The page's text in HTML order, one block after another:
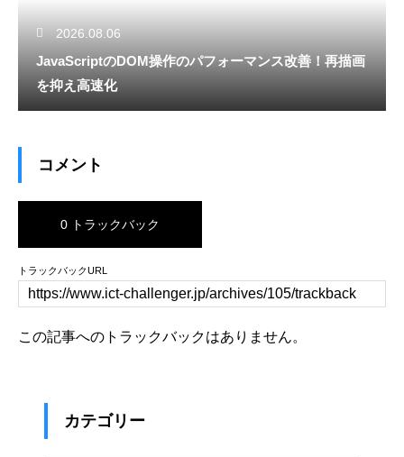
2026.08.06
JavaScriptのDOM操作のパフォーマンス改善！再描画
を抑え高速化
コメント
0 トラックバック
トラックバックURL
この記事へのトラックバックはありません。
カテゴリー